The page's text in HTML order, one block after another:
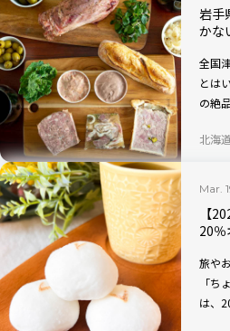
岩手
かな
全国
とは
の絶
とで
石
ルキ
北海
Mar.
【
20％
旅や
「
は、